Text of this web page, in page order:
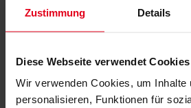
Zustimmung Details
Diese Webseite verwendet Cookies
Wir verwenden Cookies, um Inhalte
personalisieren, Funktionen für